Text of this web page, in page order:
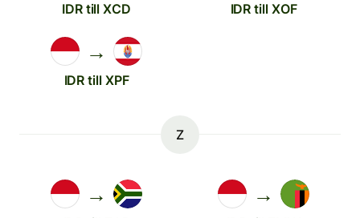
IDR till XCD IDR till XOF
→
IDR till XPF
Z
→ →